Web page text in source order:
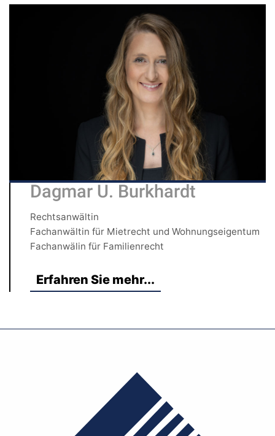
Dagmar U. Burkhardt
Rechtsanwältin
Fachanwältin für Mietrecht und Wohnungseigentum
Fachanwälin für Familienrecht
Erfahren Sie mehr...